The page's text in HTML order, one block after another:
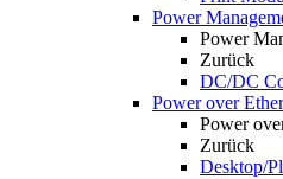
Power
Power
Zurück
DC/DC
Power over
Power
Zurück
Desktop/